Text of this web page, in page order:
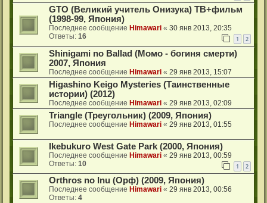
GTO (Великий учитель Онизука) ТВ+фильм
(1998-99, Япония)
Последнее сообщение Himawari « 30 янв 2013, 20:35
Ответы: 16 1 2
Shinigami no Ballad (Момо - богиня смерти)
2007, Япония
Последнее сообщение Himawari « 29 янв 2013, 15:07
Higashino Keigo Mysteries (Таинственные
истории) (2012)
Последнее сообщение Himawari « 29 янв 2013, 02:09
Triangle (Треугольник) (2009, Япония)
Последнее сообщение Himawari « 29 янв 2013, 01:55
Ikebukuro West Gate Park (2000, Япония)
Последнее сообщение Himawari « 29 янв 2013, 00:59
Ответы: 10 1 2
Orthros no Inu (Орф) (2009, Япония)
Последнее сообщение Himawari « 29 янв 2013, 00:56
Ответы: 4